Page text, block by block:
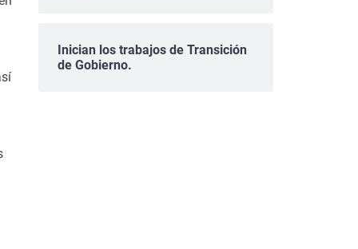
Inician los trabajos de Transición
de Gobierno.